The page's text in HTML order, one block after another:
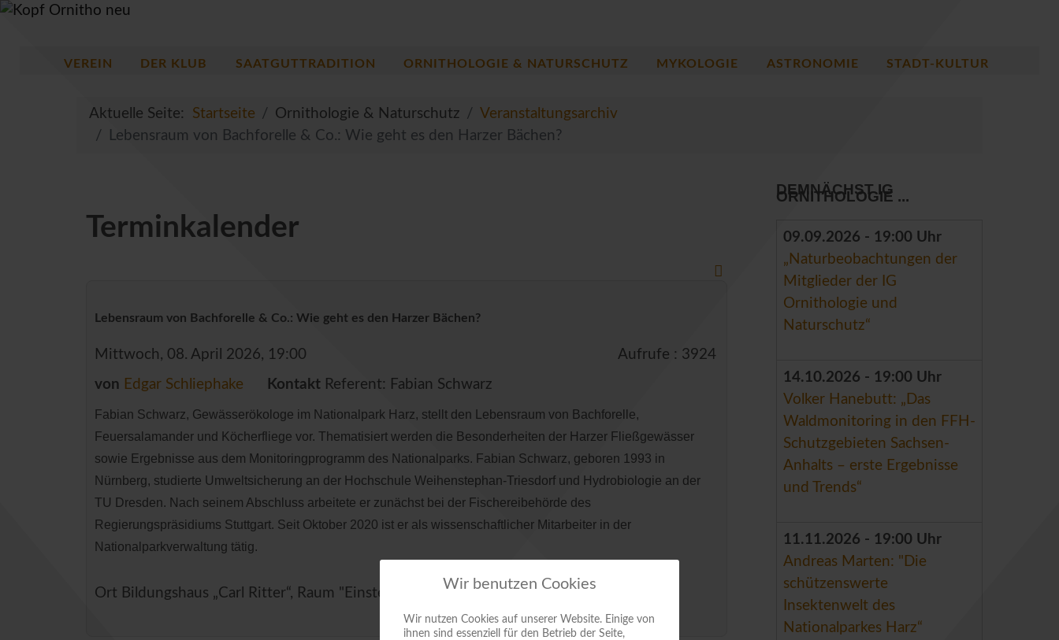
VEREIN DER KLUB SAATGUTTRADITION ORNITHOLOGIE & NATURSCHUTZ MYKOLOGIE ASTRONOMIE STADT-KULTUR
Aktuelle Seite: Startseite Ornithologie & Naturschutz
Veranstaltungsarchiv
Lebensraum von Bachforelle & Co.: Wie geht es den Harzer Bächen?
Terminkalender
Lebensraum von Bachforelle & Co.: Wie geht es den Harzer Bächen?
Mittwoch, 08. April 2026, 19:00 Aufrufe : 3924
von Edgar Schliephake Kontakt Referent: Fabian Schwarz
Fabian Schwarz, Gewässerökologe im Nationalpark Harz, stellt den Lebensraum von Bachforelle,
Feuersalamander und Köcherfliege vor. Thematisiert werden die Besonderheiten der Harzer Fließgewässer
sowie Ergebnisse aus dem Monitoringprogramm des Nationalparks. Fabian Schwarz, geboren 1993 in
Nürnberg, studierte Umweltsicherung an der Hochschule Weihenstephan-Triesdorf und Hydrobiologie an der
TU Dresden. Nach seinem Abschluss arbeitete er zunächst bei der Fischereibehörde des
Regierungspräsidiums Stuttgart. Seit Oktober 2020 ist er als wissenschaftlicher Mitarbeiter in der
Nationalparkverwaltung tätig.
Ort Bildungshaus „Carl Ritter“, Raum "Einstein" in Quedlinburg. Heiligegeiststraße 8
DEMNÄCHST IG
ORNITHOLOGIE ...
09.09.2026 - 19:00 Uhr
„Naturbeobachtungen der
Mitglieder der IG
Ornithologie und
Naturschutz“
14.10.2026 - 19:00 Uhr
Volker Hanebutt: „Das
Waldmonitoring in den FFH-
Schutzgebieten Sachsen-
Anhalts – erste Ergebnisse
und Trends“
11.11.2026 - 19:00 Uhr
Andreas Marten: "Die
schützenswerte
Insektenwelt des
Nationalparkes Harz“
Wir benutzen Cookies
Wir nutzen Cookies auf unserer Website. Einige von
ihnen sind essenziell für den Betrieb der Seite,